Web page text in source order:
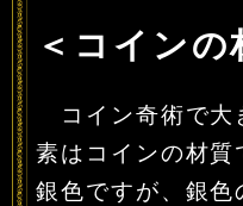
＜コインの
コイン奇術で大
素はコインの材質
銀色ですが、銀色